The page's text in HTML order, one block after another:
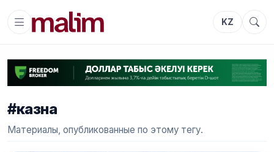
KZ
#казна
Материалы, опубликованные по этому тегу.